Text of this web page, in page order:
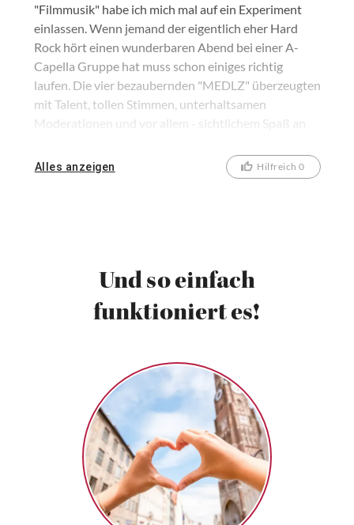
"Filmmusik" habe ich mich mal auf ein Experiment
einlassen. Wenn jemand der eigentlich eher Hard
Rock hört einen wunderbaren Abend bei einer A-
Capella Gruppe hat muss schon einiges richtig
laufen. Die vier bezaubernden "MEDLZ" überzeugten
mit Talent, tollen Stimmen, unterhaltsamen
Moderationen und vor allem - sichtlichem Spaß an
"Star Wars", Titanic" oder diverse Disney Klassiker,
für jeden war etwas dabei. Ich jedenfalls werde
Alles anzeigen Hilfreich 0
Und so einfach
funktioniert es!